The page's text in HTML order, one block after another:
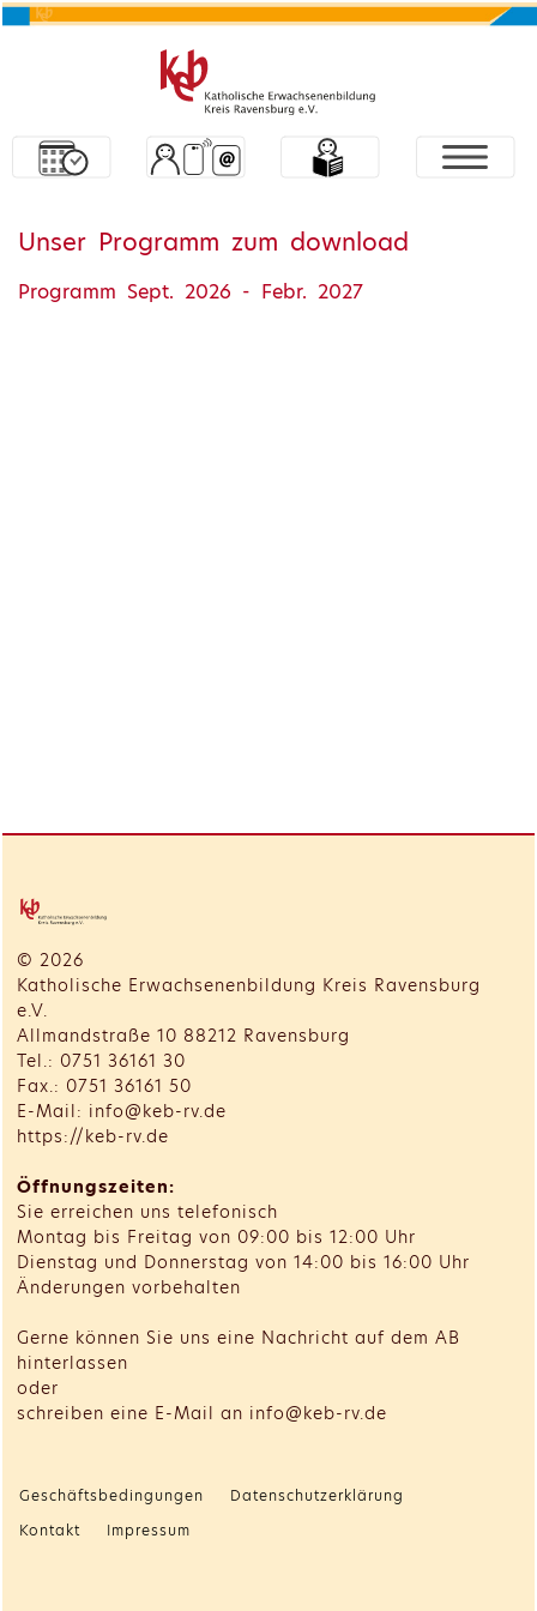
Unser Programm zum download
Programm Sept. 2026 - Febr. 2027
© 2026
Katholische Erwachsenenbildung Kreis Ravensburg
e.V.
Allmandstraße 10 88212 Ravensburg
Tel.: 0751 36161 30
Fax.: 0751 36161 50
E-Mail: info@keb-rv.de
https://keb-rv.de
Öffnungszeiten:
Sie erreichen uns telefonisch
Montag bis Freitag von 09:00 bis 12:00 Uhr
Dienstag und Donnerstag von 14:00 bis 16:00 Uhr
Änderungen vorbehalten
Gerne können Sie uns eine Nachricht auf dem AB
hinterlassen
oder
schreiben eine E-Mail an info@keb-rv.de
Geschäftsbedingungen
Datenschutzerklärung
Kontakt
Impressum